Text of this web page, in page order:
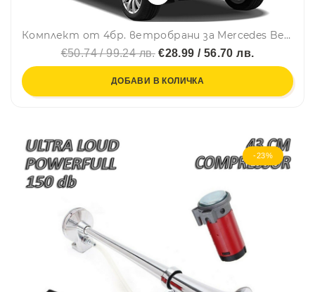
Комплект от 4бр. ветробрани за Mercedes Benz GLK X204 2008-2015
€50.74 / 99.24 лв.€28.99 / 56.70 лв.
ДОБАВИ В КОЛИЧКА
-23%